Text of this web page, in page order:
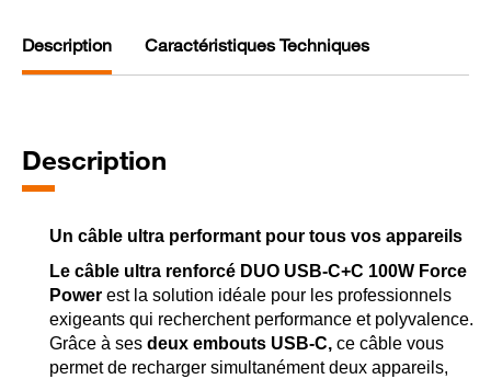
Description Caractéristiques Techniques
Description
Un câble ultra performant pour tous vos appareils
Le câble ultra renforcé DUO USB-C+C 100W Force
Power est la solution idéale pour les professionnels
exigeants qui recherchent performance et polyvalence.
Grâce à ses deux embouts USB-C, ce câble vous
permet de recharger simultanément deux appareils,